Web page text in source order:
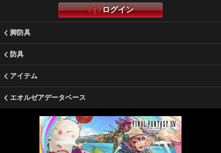
ログイン
脚防具
防具
アイテム
エオルゼアデータベース